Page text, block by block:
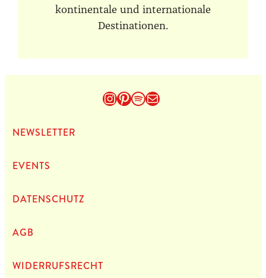
kontinentale und internationale
Destinationen.
Instagram
Pinterest
Spotify
E-Mail
NEWS­LET­TER
EVENTS
DATEN­SCHUTZ
AGB
WIDERRUFSRECHT